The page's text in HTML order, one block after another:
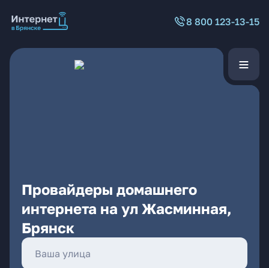
8 800 123-13-15
Провайдеры домашнего
интернета на ул Жасминная,
Брянск